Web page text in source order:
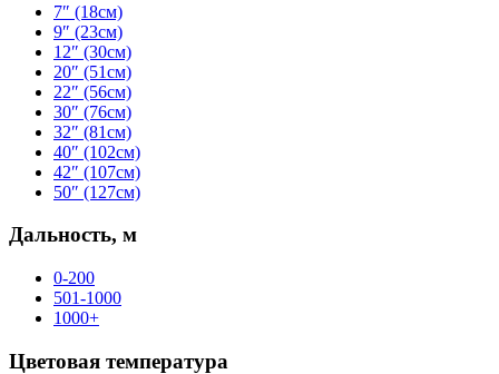
7″ (18см)
9″ (23см)
12″ (30см)
20″ (51см)
22″ (56см)
30″ (76см)
32″ (81см)
40″ (102см)
42″ (107см)
50″ (127см)
Дальность, м
0-200
501-1000
1000+
Цветовая температура